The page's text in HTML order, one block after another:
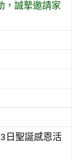
，誠摯邀請家
日聖誕感恩活